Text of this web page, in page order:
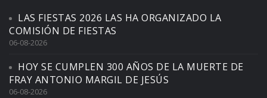
LAS FIESTAS 2026 LAS HA ORGANIZADO LA
COMISIÓN DE FIESTAS
06-08-2026
HOY SE CUMPLEN 300 AÑOS DE LA MUERTE DE
FRAY ANTONIO MARGIL DE JESÚS
06-08-2026